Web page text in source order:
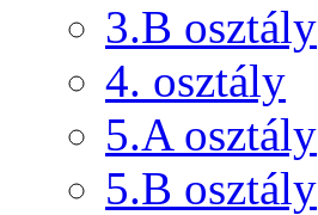
3.B osztály
4. osztály
5.A osztály
5.B osztály